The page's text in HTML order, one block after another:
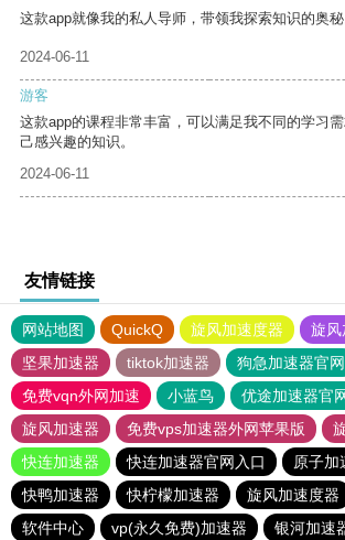
这款app就像我的私人导师，带领我探索知识的奥秘
2024-06-11
游客
这款app的课程非常丰富，可以满足我不同的学习
己感兴趣的知识。
2024-06-11
友情链接
网站地图 QuickQ 旋风加速度器
旋风
坚果加速器
tiktok加速器
狗急加速器官网
免费vqn外网加速
小蓝鸟 优途加速器官
旋风加速器
免费vps加速器外网苹果版
快连加速器
快连加速器官网入口
原子加
快鸭加速器
快柠檬加速器 旋风加速度器
软件中心
vp(永久免费)加速器 银河加速